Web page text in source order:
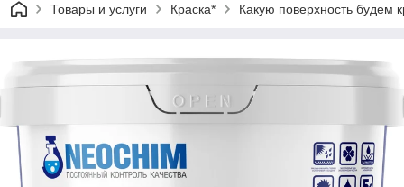
Товары и услуги Краска* Какую поверхность будем